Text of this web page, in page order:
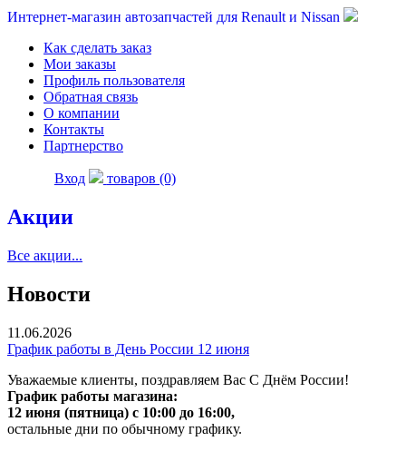
Интернет-магазин автозапчастей для Renault и Nissan
Как сделать заказ
Мои заказы
Профиль пользователя
Обратная связь
О компании
Контакты
Партнерство
Вход товаров (0)
Акции
Все акции...
Новости
11.06.2026
График работы в День России 12 июня
Уважаемые клиенты, поздравляем Вас С Днём России!
График работы магазина:
12 июня (пятница) с 10:00 до 16:00,
остальные дни по обычному графику.